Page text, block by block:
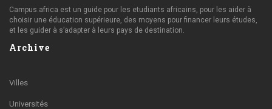
Campus.africa est un guide pour les etudiants africains, pour les aider à
choisir une éducation supérieure, des moyens pour financer leurs études,
et les guider à s’adapter à leurs pays de destination.
Archive
Villes
Universités